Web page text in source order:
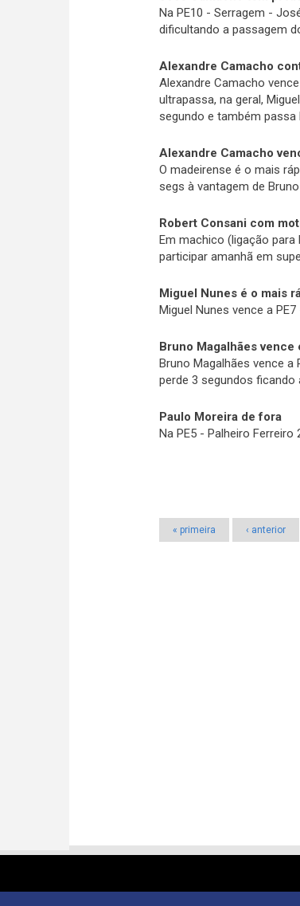
Na PE10 - Serragem -
dificultando a passagem
Alexandre Camacho
Alexandre Camacho
ultrapassa, na geral,
segundo e também passa
Alexandre Camacho
O madeirense é o mais
segs à vantagem de
Robert Consani com
Em machico (ligação
participar amanhã em
Miguel Nunes é o mais
Miguel Nunes vence a
Bruno Magalhães vence
Bruno Magalhães vence a
perde 3 segundos ficando
Paulo Moreira de fora
Na PE5 - Palheiro
« primeira ‹ anterior